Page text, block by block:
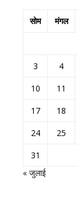
सोम मंगल
3
4
10
11
17
18
24
25
31
« जुलाई